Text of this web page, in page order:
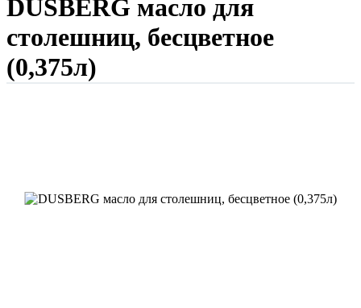
DUSBERG масло для
столешниц, бесцветное
(0,375л)